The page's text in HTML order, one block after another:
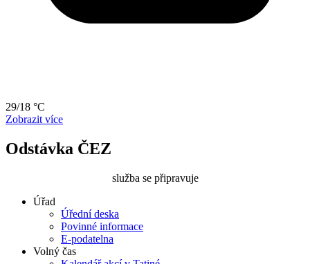
29/18 °C
Zobrazit více
Odstávka ČEZ
služba se připravuje
Úřad
Úřední deska
Povinné informace
E-podatelna
Volný čas